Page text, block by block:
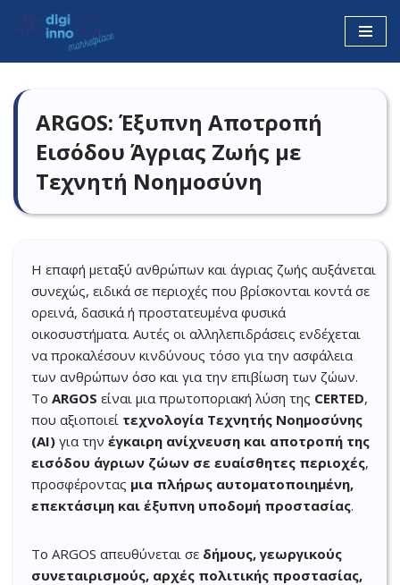
Μεταπηδήστε
περιεχόμενο
ARGOS: Έξυπνη Αποτροπή
Εισόδου Άγριας Ζωής με
Τεχνητή Νοημοσύνη
Η επαφή μεταξύ ανθρώπων και άγριας ζωής αυξάνεται
συνεχώς, ειδικά σε περιοχές που βρίσκονται κοντά σε
ορεινά, δασικά ή προστατευμένα φυσικά
οικοσυστήματα. Αυτές οι αλληλεπιδράσεις ενδέχεται
να προκαλέσουν κινδύνους τόσο για την ασφάλεια
των ανθρώπων όσο και για την επιβίωση των ζώων.
Το ARGOS είναι μια πρωτοποριακή λύση της CERTED,
που αξιοποιεί τεχνολογία Τεχνητής Νοημοσύνης
(AI) για την έγκαιρη ανίχνευση και αποτροπή της
εισόδου άγριων ζώων σε ευαίσθητες περιοχές,
προσφέροντας μια πλήρως αυτοματοποιημένη,
επεκτάσιμη και έξυπνη υποδομή προστασίας.
Το ARGOS απευθύνεται σε δήμους, γεωργικούς
συνεταιρισμούς, αρχές πολιτικής προστασίας,